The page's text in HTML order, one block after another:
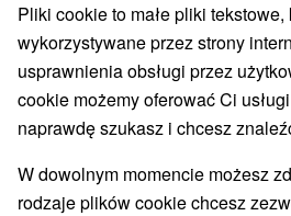
Wybierz lokalizację lub datę
NAJTAŃSZE NAJDROŻSZE
Pliki cookie to małe pliki
wykorzystywane przez strony
usprawnienia obsługi przez
cookie możemy oferować Ci
naprawdę szukasz i chcesz
W dowolnym momencie możesz
rodzaje plików cookie chcesz